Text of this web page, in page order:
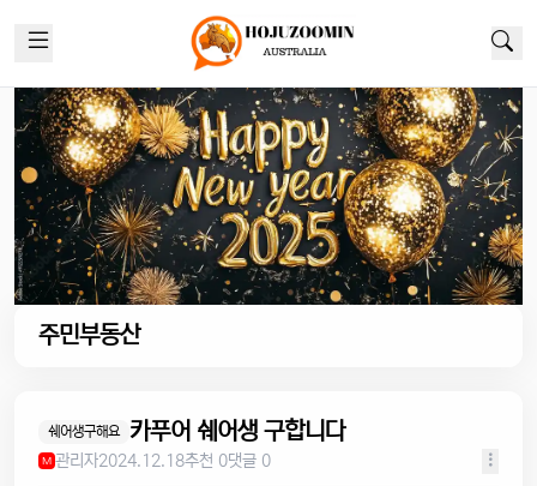
주민부동산
쉐어생구해요 카푸어 쉐어생 구합니다
M 관리자2024.12.18추천 0댓글 0